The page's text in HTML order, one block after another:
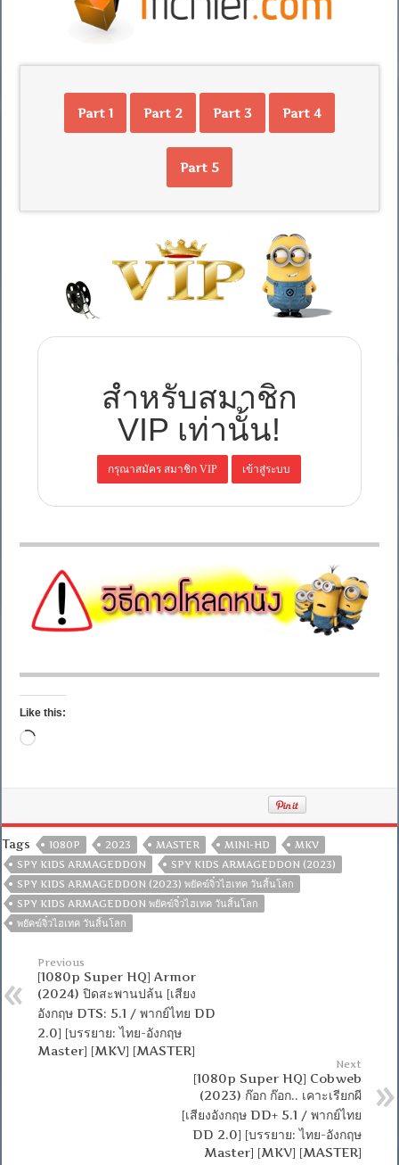
Part 1 Part 2 Part 3 Part 4
Part 5
สำหรับสมาชิก
VIP เท่านั้น!
Like this:
Loading…
Tags 1080P 2023 MASTER MINI-HD
MKV
SPY KIDS ARMAGEDDON
SPY KIDS ARMAGEDDON (2023)
SPY KIDS ARMAGEDDON (2023) พยัคฆ์จิ๋วไฮเทค วันสิ้นโลก
SPY KIDS ARMAGEDDON พยัคฆ์จิ๋วไฮเทค วันสิ้นโลก
พยัคฆ์จิ๋วไฮเทค วันสิ้นโลก
Previous
[1080p Super HQ] Armor
(2024) ปิดสะพานปล้น [เสียง
อังกฤษ DTS: 5.1 / พากย์ไทย DD
2.0] [บรรยาย: ไทย-อังกฤษ
Master] [MKV] [MASTER]
Next
[1080p Super HQ] Cobweb
(2023) ก๊อก ก๊อก.. เคาะเรียกผี
[เสียงอังกฤษ DD+ 5.1 / พากย์ไทย
DD 2.0] [บรรยาย: ไทย-อังกฤษ
Master] [MKV] [MASTER]